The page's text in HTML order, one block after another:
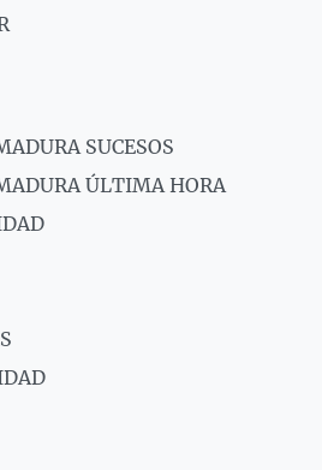
SUCESOS
ÚLTIMA HORA